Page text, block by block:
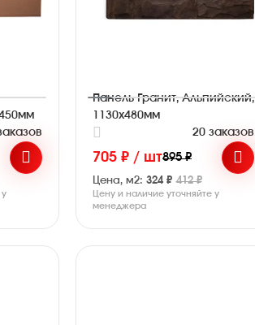
у
Панель Гранит, Альпийский,
1130х480мм
20 заказов
705 ₽ / шт895 ₽
Цена, м2: 324 ₽ 412 ₽
Цену и наличие уточняйте у
менеджера